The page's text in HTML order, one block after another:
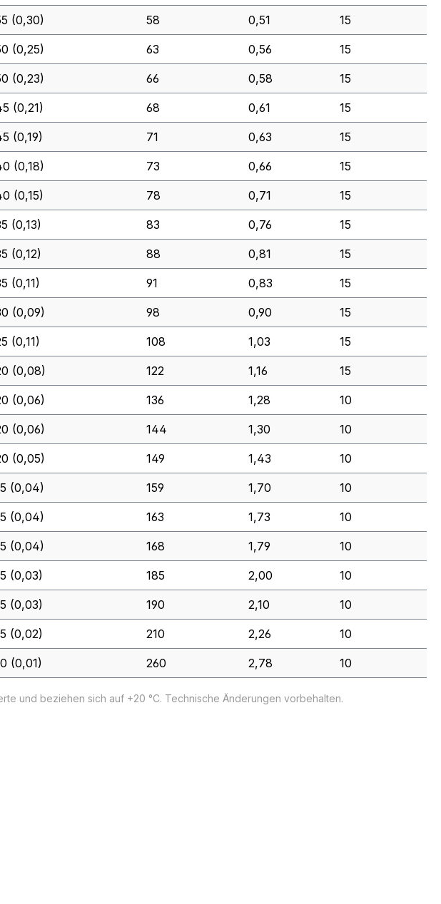
(0,30) 58 0,51 15
(0,25) 63 0,56 15
(0,23) 66 0,58 15
(0,21) 68 0,61 15
(0,19) 71 0,63 15
(0,18) 73 0,66 15
(0,15) 78 0,71 15
(0,13) 83 0,76 15
(0,12) 88 0,81 15
(0,11) 91 0,83 15
(0,09) 98 0,90 15
(0,11) 108 1,03 15
(0,08) 122 1,16 15
(0,06) 136 1,28 10
(0,06) 144 1,30 10
(0,05) 149 1,43 10
(0,04) 159 1,70 10
(0,04) 163 1,73 10
(0,04) 168 1,79 10
(0,03) 185 2,00 10
(0,03) 190 2,10 10
(0,02) 210 2,26 10
(0,01) 260 2,78 10
und beziehen sich auf +20 °C. Technische Änderungen vorbehalten.